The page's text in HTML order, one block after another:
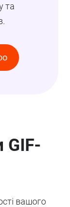
та
GIF-
вашого